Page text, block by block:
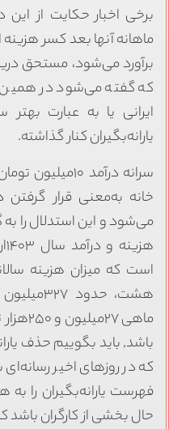
برخی اخبار حکایت از این
برآورد می‌شود، مستحق
که گفته می‌شود در همین
ایرانی یا به عبارت
یارانه‌بگیران کنار گذاشته.
سرانه درآمد
خانه به‌معنی قرار
می‌شود و این استدلال را به
است که میزان هزینه
هشت،
ماهی
باشد, باید بگوییم حذف
که در روز‌های اخیر
فهرست یارانه‌بگیران را
حال بخشی از کارگران